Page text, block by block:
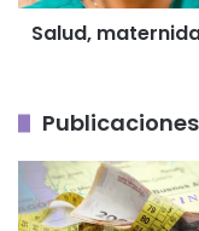
debe
saber
Salud,